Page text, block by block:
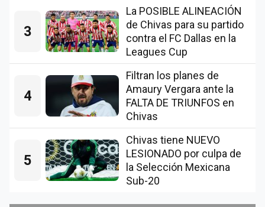
3
La POSIBLE ALINEACIÓN
de Chivas para su partido
contra el FC Dallas en la
Leagues Cup
4
Filtran los planes de
Amaury Vergara ante la
FALTA DE TRIUNFOS en
Chivas
5
Chivas tiene NUEVO
LESIONADO por culpa de
la Selección Mexicana
Sub-20